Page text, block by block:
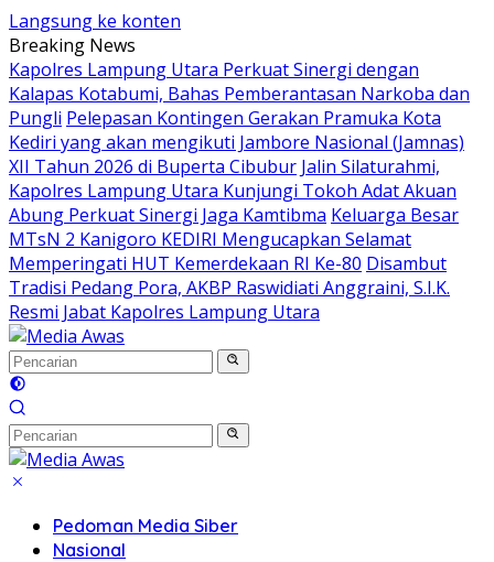
Langsung ke konten
Breaking News
Kapolres Lampung Utara Perkuat Sinergi dengan
Kalapas Kotabumi, Bahas Pemberantasan Narkoba dan
Pungli Pelepasan Kontingen Gerakan Pramuka Kota
Kediri yang akan mengikuti Jambore Nasional (Jamnas)
XII Tahun 2026 di Buperta Cibubur Jalin Silaturahmi,
Kapolres Lampung Utara Kunjungi Tokoh Adat Akuan
Abung Perkuat Sinergi Jaga Kamtibma Keluarga Besar
MTsN 2 Kanigoro KEDIRI Mengucapkan Selamat
Memperingati HUT Kemerdekaan RI Ke-80 Disambut
Tradisi Pedang Pora, AKBP Raswidiati Anggraini, S.I.K.
Resmi Jabat Kapolres Lampung Utara
Pedoman Media Siber
Nasional